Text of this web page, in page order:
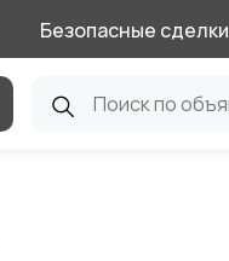
Безопасные сделки